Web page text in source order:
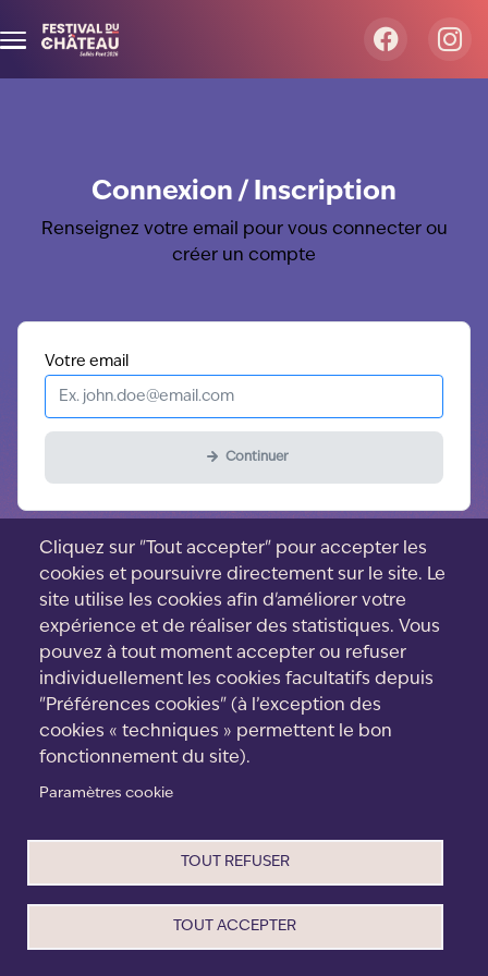
Connexion / Inscription
Renseignez votre email pour vous connecter ou
créer un compte
Votre email
Continuer
Cliquez sur "Tout accepter" pour accepter les
cookies et poursuivre directement sur le site. Le
site utilise les cookies afin d'améliorer votre
expérience et de réaliser des statistiques. Vous
pouvez à tout moment accepter ou refuser
individuellement les cookies facultatifs depuis
"Préférences cookies" (à l’exception des
cookies « techniques » permettent le bon
fonctionnement du site).
Paramètres cookie
TOUT REFUSER
TOUT ACCEPTER
Cookies
CGV
Mentions Légales